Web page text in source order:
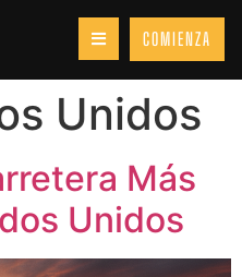
COMIENZA
Unidos
Más
Unidos